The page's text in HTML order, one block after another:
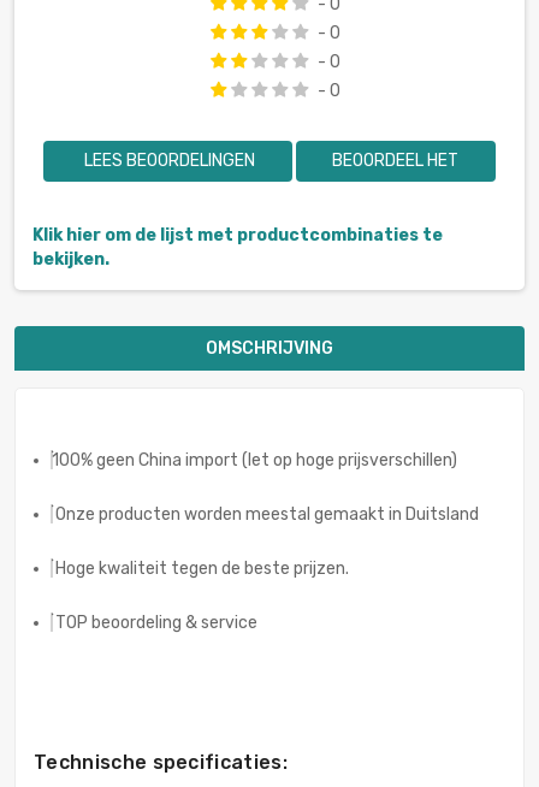
- 0
- 0
- 0
- 0
LEES BEOORDELINGEN BEOORDEEL HET
Klik hier om de lijst met productcombinaties te
bekijken.
OMSCHRIJVING
100% geen China import (let op hoge prijsverschillen)
Onze producten worden meestal gemaakt in Duitsland
Hoge kwaliteit tegen de beste prijzen.
TOP beoordeling & service
Technische specificaties: